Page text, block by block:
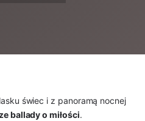
świec i z panoramą nocnej
ballady o miłości.